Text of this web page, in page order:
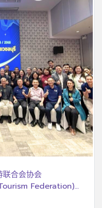
合会协会
Federation)
General Meeting